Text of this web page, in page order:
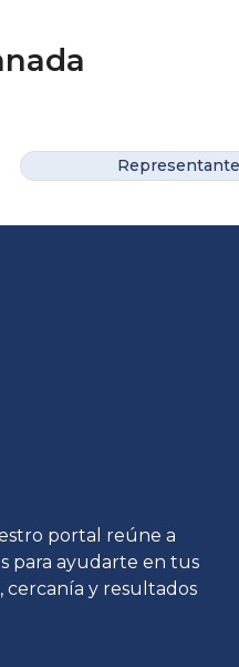
portal reúne a
para ayudarte en tus
cercanía y resultados